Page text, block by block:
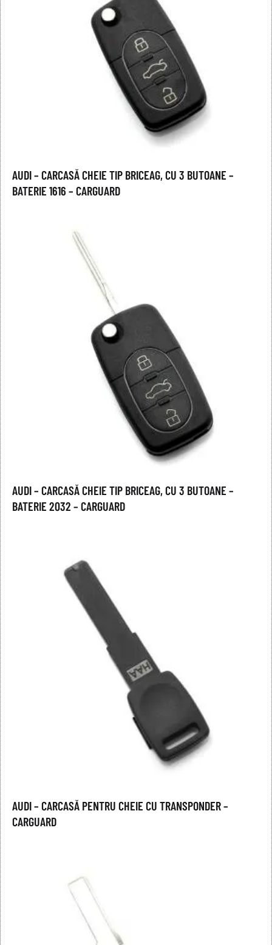
AUDI – CARCASĂ CHEIE TIP BRICEAG, CU 3 BUTOANE –
BATERIE 1616 – CARGUARD
AUDI – CARCASĂ CHEIE TIP BRICEAG, CU 3 BUTOANE –
BATERIE 2032 – CARGUARD
AUDI – CARCASĂ PENTRU CHEIE CU TRANSPONDER –
CARGUARD